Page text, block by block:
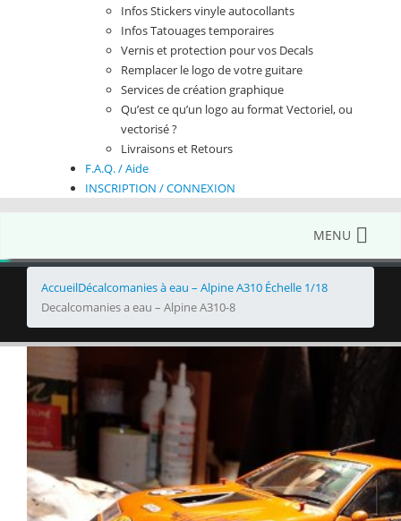
Infos Stickers vinyle autocollants
Infos Tatouages temporaires
Vernis et protection pour vos Decals
Remplacer le logo de votre guitare
Services de création graphique
Qu’est ce qu’un logo au format Vectoriel, ou
vectorisé ?
Livraisons et Retours
F.A.Q. / Aide
INSCRIPTION / CONNEXION
MENU
AccueilDécalcomanies à eau – Alpine A310 Échelle 1/18
Decalcomanies a eau – Alpine A310-8